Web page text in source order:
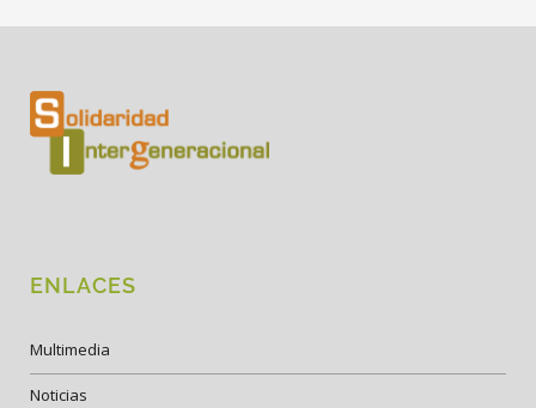
ENLACES
Multimedia
Noticias